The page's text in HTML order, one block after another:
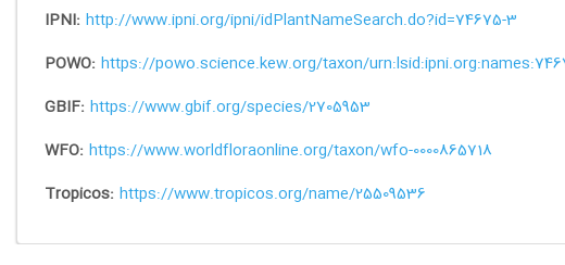
IPNI: http://www.ipni.org/ipni/idPlantNameSearch.do?id=74675-3
POWO: https://powo.science.kew.org/taxon/
GBIF: https://www.gbif.org/species/2705953
WFO: https://www.worldfloraonline.org/taxon/wfo-0000865718
Tropicos: https://www.tropicos.org/name/25509536